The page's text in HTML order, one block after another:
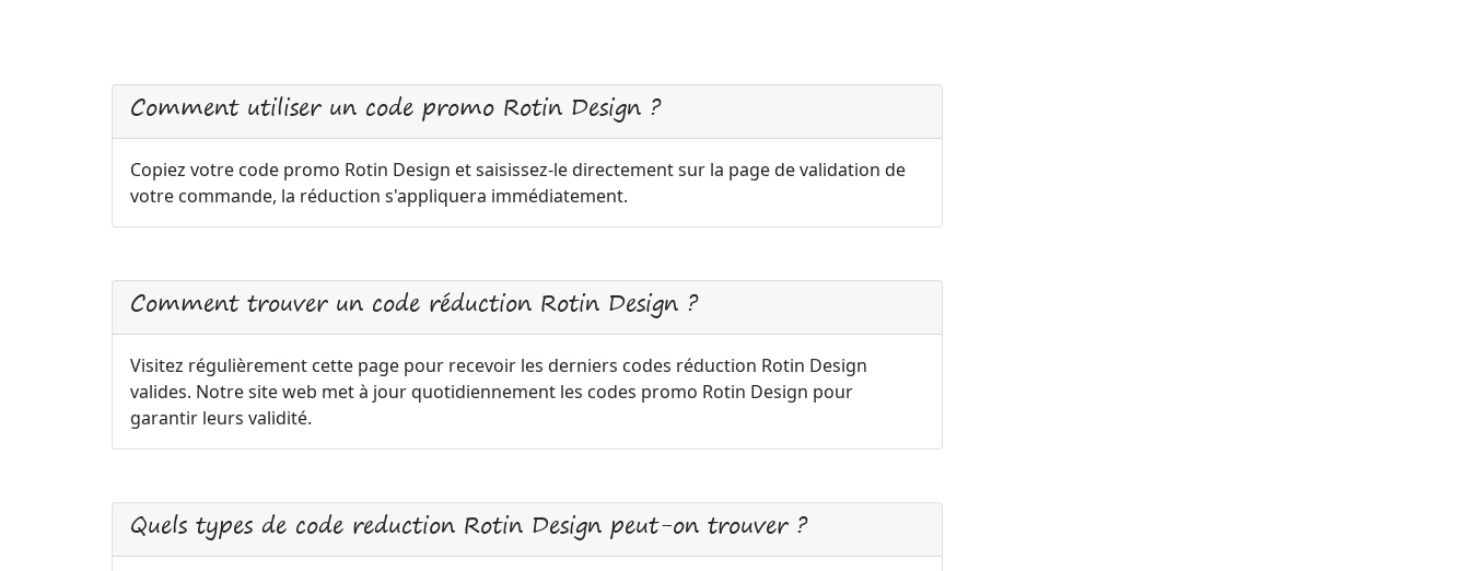
Comment utiliser un code promo Rotin Design ?
Copiez votre code promo Rotin Design et saisissez-le directement sur la page de validation de
votre commande, la réduction s'appliquera immédiatement.
Comment trouver un code réduction Rotin Design ?
Visitez régulièrement cette page pour recevoir les derniers codes réduction Rotin Design
valides. Notre site web met à jour quotidiennement les codes promo Rotin Design pour
garantir leurs validité.
Quels types de code reduction Rotin Design peut-on trouver ?